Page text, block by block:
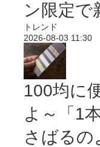
ン限定で
トレンド
2026-08-03 11:30
100均に
よ～「1
さばる